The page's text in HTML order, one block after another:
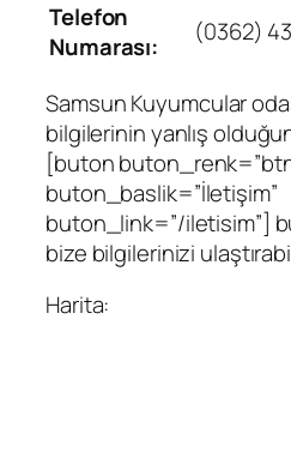
Telefon
Numarası:
(0362)
Samsun Kuyumcular
bilgilerinin yanlış
[buton
buton_baslik=”İletişim”
buton_link=”/iletisim”]
bize bilgilerinizi
Harita: